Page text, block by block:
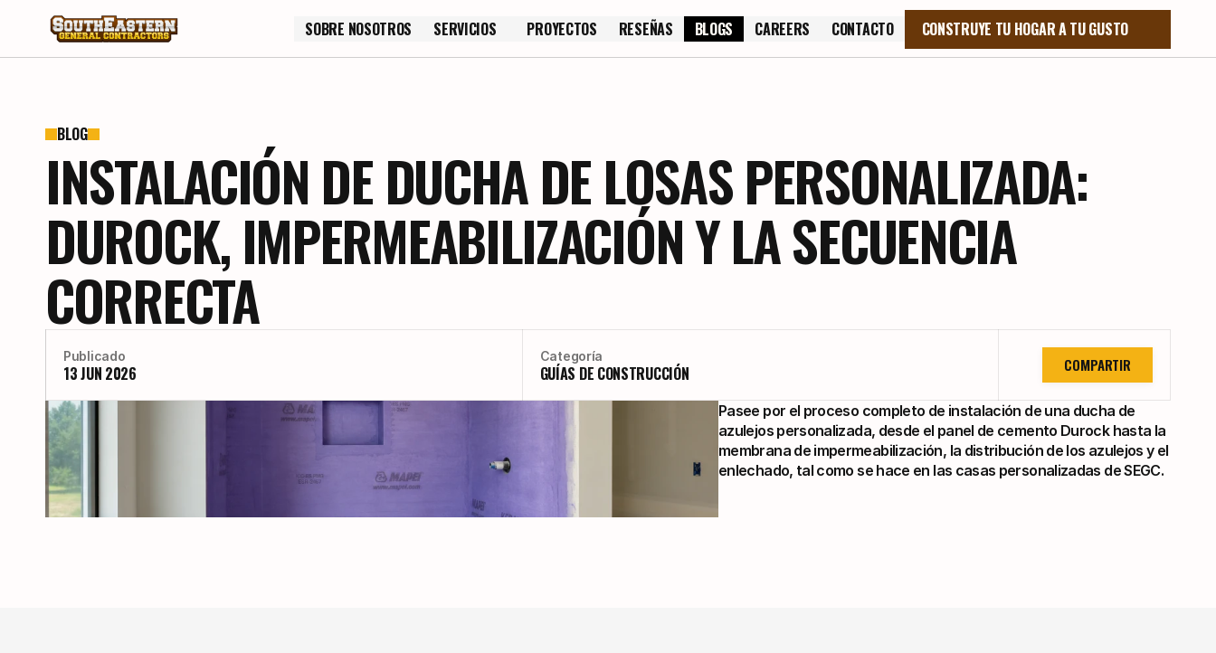
SOBRE NOSOTROS
SOBRE NOSOTROS
SERVICIOS
PROYECTOS
PROYECTOS
RESEÑAS
RESEÑAS
BLOGS
CAREERS
CAREERS
CONTACTO
CONTACTO
CONSTRUYE TU HOGAR A TU GUSTO
BLOG
INSTALACIÓN DE DUCHA DE LOSAS PERSONALIZADA:
DUROCK, IMPERMEABILIZACIÓN Y LA SECUENCIA
CORRECTA
Publicado
13 JUN 2026
Categoría
GUÍAS DE CONSTRUCCIÓN COMPARTIR
Pasee por el proceso completo de instalación de una ducha de
azulejos personalizada, desde el panel de cemento Durock hasta la
membrana de impermeabilización, la distribución de los azulejos y el
enlechado, tal como se hace en las casas personalizadas de SEGC.